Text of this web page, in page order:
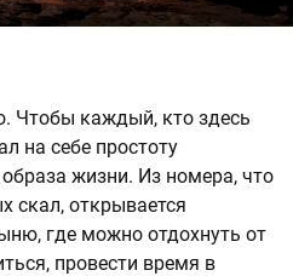
Чтобы каждый, кто здесь
на себе простоту
жизни. Из номера, что
скал, открывается
где можно отдохнуть от
провести время в